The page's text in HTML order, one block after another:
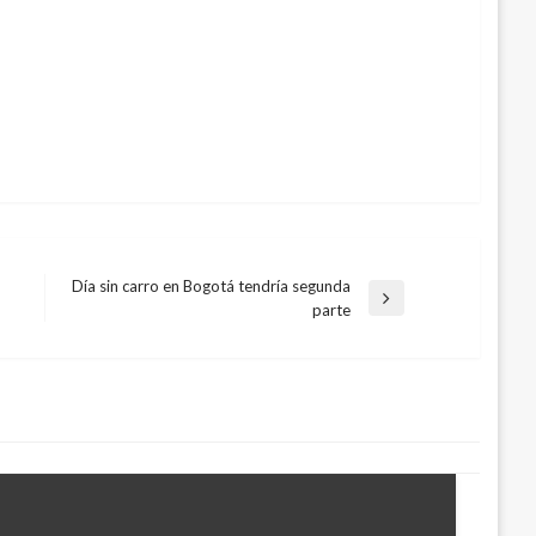
Día sin carro en Bogotá tendría segunda
parte